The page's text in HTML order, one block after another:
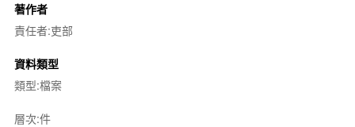
著作者
責任者:吏部
資料類型
類型:檔案
層次:件